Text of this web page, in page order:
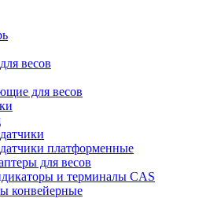
весов
для весов
платформенные
для весов
и терминалы CAS
конвейерные